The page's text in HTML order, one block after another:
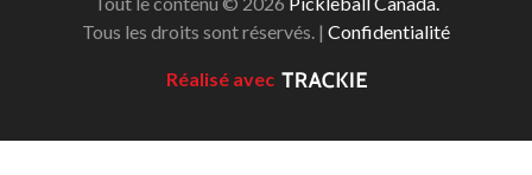
Tous les droits sont réservés. | Confidentialité
Réalisé avec